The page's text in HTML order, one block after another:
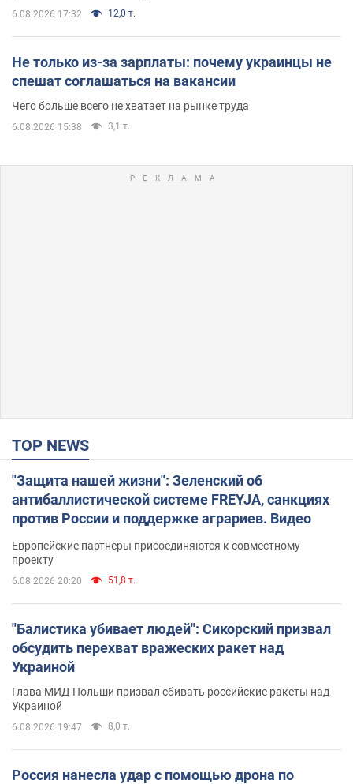
6.08.2026 17:32 12,0 т.
Не только из-за зарплаты: почему украинцы не
спешат соглашаться на вакансии
Чего больше всего не хватает на рынке труда
6.08.2026 15:38 3,1 т.
TOP NEWS
"Защита нашей жизни": Зеленский об
антибаллистической системе FREYJA, санкциях
против России и поддержке аграриев. Видео
Европейские партнеры присоединяются к совместному
проекту
6.08.2026 20:20 51,8 т.
"Балистика убивает людей": Сикорский призвал
обсудить перехват вражеских ракет над
Украиной
Глава МИД Польши призвал сбивать российские ракеты над
Украиной
6.08.2026 19:47 8,0 т.
Россия нанесла удар с помощью дрона по